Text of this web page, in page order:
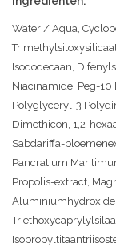
Water / Aqua,
Isododecaan,
Niacinamide, Peg-
Polyglyceryl-3
Dimethicon, 1,2-
Sabdariffa-
Pancratium
Propolis-extract,